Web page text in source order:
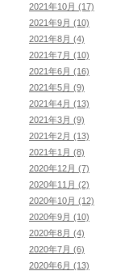
2021年10月 (17)
2021年9月 (10)
2021年8月 (4)
2021年7月 (10)
2021年6月 (16)
2021年5月 (9)
2021年4月 (13)
2021年3月 (9)
2021年2月 (13)
2021年1月 (8)
2020年12月 (7)
2020年11月 (2)
2020年10月 (12)
2020年9月 (10)
2020年8月 (4)
2020年7月 (6)
2020年6月 (13)